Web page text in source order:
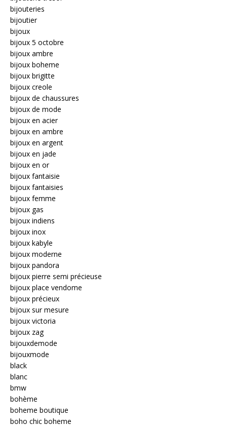
bijouteries
bijoutier
bijoux
bijoux 5 octobre
bijoux ambre
bijoux boheme
bijoux brigitte
bijoux creole
bijoux de chaussures
bijoux de mode
bijoux en acier
bijoux en ambre
bijoux en argent
bijoux en jade
bijoux en or
bijoux fantaisie
bijoux fantaisies
bijoux femme
bijoux gas
bijoux indiens
bijoux inox
bijoux kabyle
bijoux moderne
bijoux pandora
bijoux pierre semi précieuse
bijoux place vendome
bijoux précieux
bijoux sur mesure
bijoux victoria
bijoux zag
bijouxdemode
bijouxmode
black
blanc
bmw
bohème
boheme boutique
boho chic boheme